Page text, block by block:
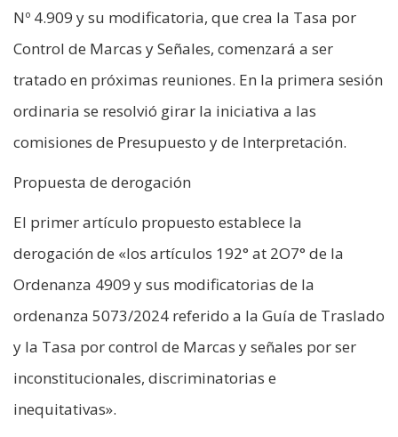
Nº 4.909 y su modificatoria, que crea la Tasa por
Control de Marcas y Señales, comenzará a ser
tratado en próximas reuniones. En la primera sesión
ordinaria se resolvió girar la iniciativa a las
comisiones de Presupuesto y de Interpretación.
Propuesta de derogación
El primer artículo propuesto establece la
derogación de «los artículos 192° at 2O7° de la
Ordenanza 4909 y sus modificatorias de la
ordenanza 5073/2024 referido a la Guía de Traslado
y la Tasa por control de Marcas y señales por ser
inconstitucionales, discriminatorias e
inequitativas».